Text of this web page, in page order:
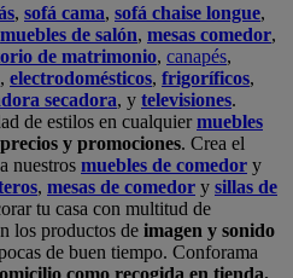
, sofá cama, sofá chaise longue,
muebles de salón, mesas comedor,
de matrimonio, canapés,
, electrodomésticos, frigoríficos,
secadora, y televisiones.
de estilos en cualquiermuebles
y promociones. Crea el
nuestros muebles de comedor y
, mesas de comedor y sillas de
tu casa con multitud de
los productos de imagen y sonido
de buen tiempo. Conforama
como recogida en tienda.